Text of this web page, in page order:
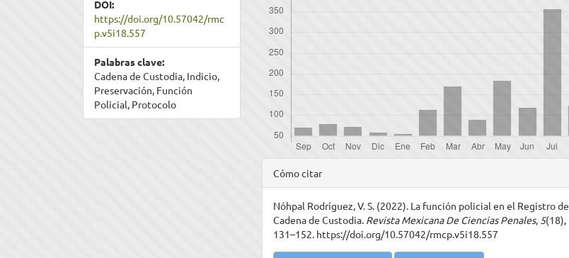
DOI:
https://doi.org/10.57042/rmc
p.v5i18.557
Palabras clave:
Cadena de Custodia, Indicio,
Preservación, Función
Policial, Protocolo
Detalles
del
artículo
Cómo citar
Nóhpal Rodríguez, V. S. (2022). La función policial en el Registro de
Cadena de Custodia. Revista Mexicana De Ciencias Penales, 5(18),
131–152. https://doi.org/10.57042/rmcp.v5i18.557